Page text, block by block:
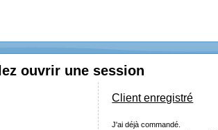
ouvrir une session
Client enregistré
J'ai déjà commandé.